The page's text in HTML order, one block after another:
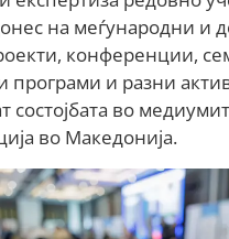
на меѓународни и
конференции,
програми и разни
состојбата во
во Македонија.